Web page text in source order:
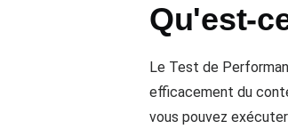
Uptime des
Qu'est-
Le Test de
efficacement du
vous pouvez